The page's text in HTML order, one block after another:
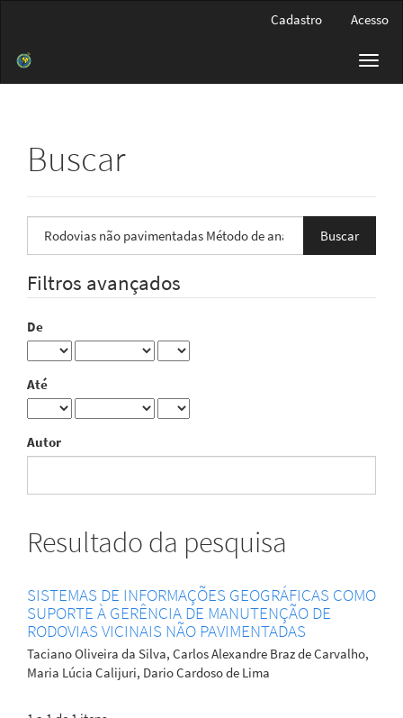
Barra
Cadastro Acesso
Buscar
termo
Filtros avançados
De
Até
Autor
Resultado da pesquisa
SISTEMAS DE INFORMAÇÕES GEOGRÁFICAS COMO
SUPORTE À GERÊNCIA DE MANUTENÇÃO DE
RODOVIAS VICINAIS NÃO PAVIMENTADAS
Taciano Oliveira da Silva, Carlos Alexandre Braz de Carvalho,
Maria Lúcia Calijuri, Dario Cardoso de Lima